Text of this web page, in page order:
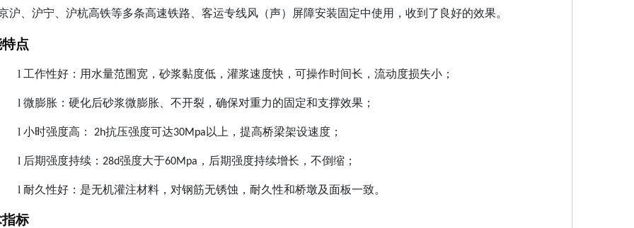
沪、沪宁、沪杭高铁等多条高速铁路、客运专线风（声）屏障安装固定中使用，收到了良好的效果。
点
l 工作性好： 用水量范围宽，砂浆黏度低，灌浆速度快，可操作时间长，流动度损失小 ；
l 微膨胀 ：硬化后砂浆微膨胀、不开裂，确保对重力的固定和支撑效果 ；
l 小时强度高 ： 2h抗压强度可达30Mpa 以上 ， 提高桥梁架设速度 ；
l 后期强度持续： 28d强度大于60Mpa ， 后期强度持续增长， 不倒缩 ；
l 耐久性好：是无机灌注材料，对钢筋无锈蚀 ，耐久性和桥墩及面板一致。
标